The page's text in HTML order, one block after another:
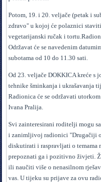
Potom, 19. i 20. veljače (petak i
zdravo" u kojoj će polaznici
vegetarijanski ručak i
Održavat će se navedenim
subotama od 10 do 11.30 sati.
Od 23. veljače DOKKICA kreće s
tehnike šminkanja i ukrašavanja
Radionica će se održavati
Ivana Pralija.
Svi zainteresirani roditelji mogu
i zanimljivoj radionici "Drugačiji
diskutirati i raspravljati o temama
prepoznati ga i pozitivno živjeti.
ili naučiti više o nenasilnom
vas. U tijeku su prijave za ovu